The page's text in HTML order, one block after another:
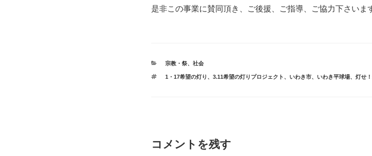
是非この事業に賛同頂き、ご後援、ご指導、ご協力下さいま
カ
ゴ
宗教・祭、 社会
タ1・17希望の灯り 、 3.11希望の灯りプロジェクト 、 いわき市、 いわき平球場、 灯せ
コメントを残す